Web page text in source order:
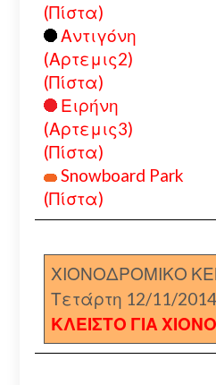
(Πίστα)
Αντιγόνη
(Αρτεμις2)
(Πίστα)
Ειρήνη
(Αρτεμις3)
(Πίστα)
Snowboard Park
(Πίστα)
ΧΙΟΝΟΔΡΟΜΙΚΟ
Τετάρτη 12/11/2014
ΚΛΕΙΣΤΟ ΓΙΑ